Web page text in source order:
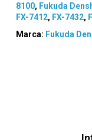
8100, Fukuda
FX-7412, FX-7432,
Marca: Fukuda